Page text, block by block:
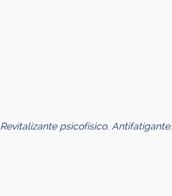
Revitalizante psicofísico. Antifatigante.